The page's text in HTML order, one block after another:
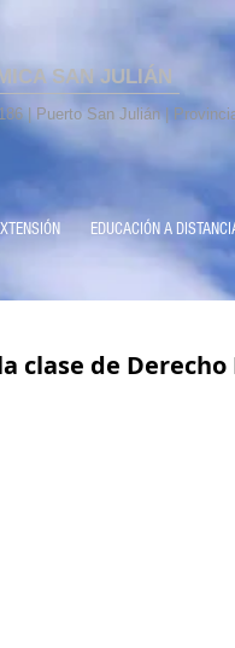
SAN JULIÁN
| Puerto San Julián |
EDUCACIÓN A
clase de